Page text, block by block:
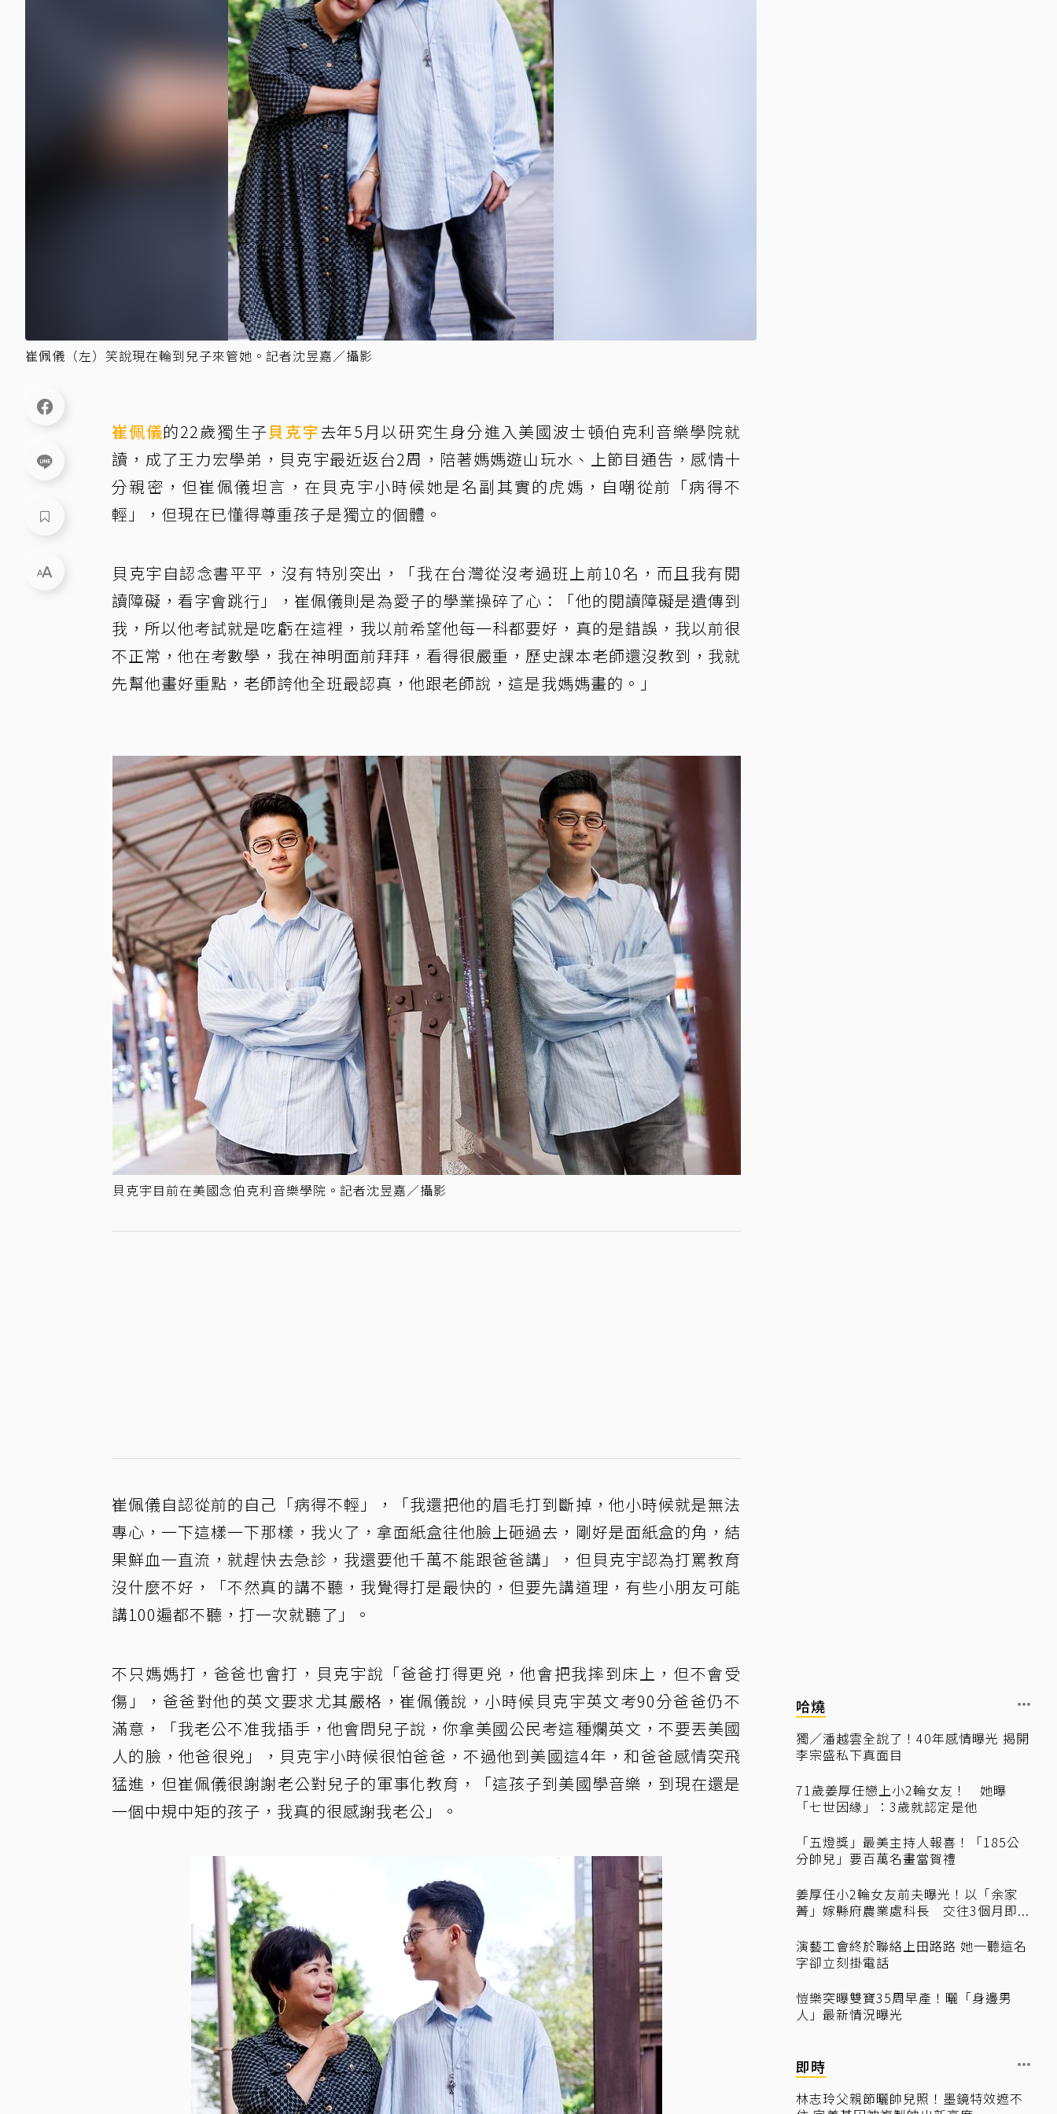
崔佩儀（左）笑說現在輪到兒子來管她。記者沈昱嘉／攝影
崔佩儀的22歲獨生子貝克宇去年5月以研究生身分進入美國波士頓伯克利音樂學院就
讀，成了王力宏學弟，貝克宇最近返台2周，陪著媽媽遊山玩水、上節目通告，感情十
分親密，但崔佩儀坦言，在貝克宇小時候她是名副其實的虎媽，自嘲從前「病得不
輕」，但現在已懂得尊重孩子是獨立的個體。
貝克宇自認念書平平，沒有特別突出，「我在台灣從沒考過班上前10名，而且我有閱
讀障礙，看字會跳行」，崔佩儀則是為愛子的學業操碎了心：「他的閱讀障礙是遺傳到
我，所以他考試就是吃虧在這裡，我以前希望他每一科都要好，真的是錯誤，我以前很
不正常，他在考數學，我在神明面前拜拜，看得很嚴重，歷史課本老師還沒教到，我就
先幫他畫好重點，老師誇他全班最認真，他跟老師說，這是我媽媽畫的。」
貝克宇目前在美國念伯克利音樂學院。記者沈昱嘉／攝影
崔佩儀自認從前的自己「病得不輕」，「我還把他的眉毛打到斷掉，他小時候就是無法
專心，一下這樣一下那樣，我火了，拿面紙盒往他臉上砸過去，剛好是面紙盒的角，結
果鮮血一直流，就趕快去急診，我還要他千萬不能跟爸爸講」，但貝克宇認為打罵教育
沒什麼不好，「不然真的講不聽，我覺得打是最快的，但要先講道理，有些小朋友可能
講100遍都不聽，打一次就聽了」。
不只媽媽打，爸爸也會打，貝克宇說「爸爸打得更兇，他會把我摔到床上，但不會受
傷」，爸爸對他的英文要求尤其嚴格，崔佩儀說，小時候貝克宇英文考90分爸爸仍不
滿意，「我老公不准我插手，他會問兒子說，你拿美國公民考這種爛英文，不要丟美國
人的臉，他爸很兇」，貝克宇小時候很怕爸爸，不過他到美國這4年，和爸爸感情突飛
猛進，但崔佩儀很謝謝老公對兒子的軍事化教育，「這孩子到美國學音樂，到現在還是
一個中規中矩的孩子，我真的很感謝我老公」。
哈燒
獨／潘越雲全說了！40年感情曝光 揭開
李宗盛私下真面目
71歲姜厚任戀上小2輪女友！ 她曝
「七世因緣」：3歲就認定是他
「五燈獎」最美主持人報喜！「185公
分帥兒」要百萬名畫當賀禮
姜厚任小2輪女友前夫曝光！以「余家
菁」嫁縣府農業處科長 交往3個月即...
演藝工會終於聯絡上田路路 她一聽這名
字卻立刻掛電話
愷樂突曝雙寶35周早產！曬「身邊男
人」最新情況曝光
即時
林志玲父親節曬帥兒照！墨鏡特效遮不